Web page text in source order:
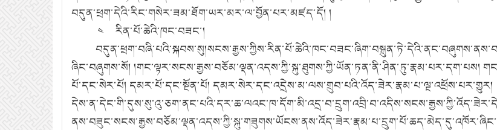
བདུན་ཕྲག་དེའི་རིང་གསེར་ཟམ་ཐོག་ཡར་མར་ལ་བྱོན་པར་མཛད་དོ། །
༤ རིན་པོ་ཆེའི་ཁང་བཟང་།
ཞིང་བཞུགས་སོ། །གང་ལྟར་སངས་རྒྱས་བཅོམ་ལྡན་འདས་ཀྱི་སྐུ་ཐུགས་ཀྱི་ཡོན་ཏན་ནི་ཤིན་ཏུ་རྣམ་པར་དག་པས།
པོ་དང་སེར་པོ། དམར་པོ་དང་སྔོན་པོ། དམར་སེར་དང་འདྲེས་མ་ལས་གྲུབ་པའི་འོད་ཟེར་རྣམ་པ་ལྔ་འཕྲོས་པར་གྱུར།